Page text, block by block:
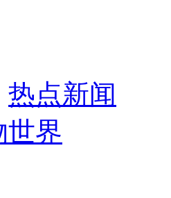
坟
考
热点新闻
世界